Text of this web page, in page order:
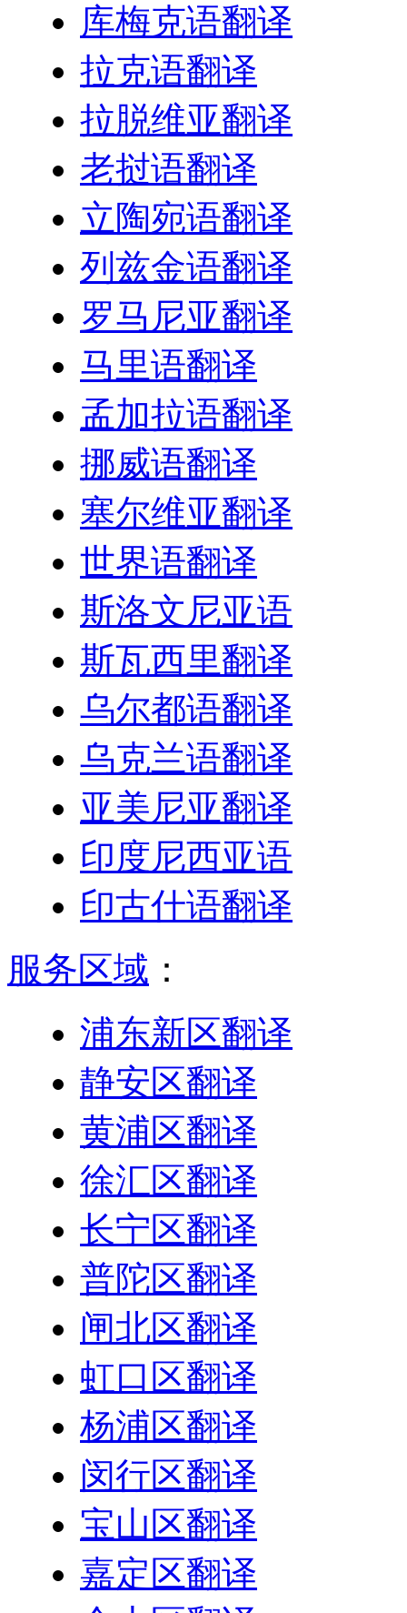
库梅克语翻译
拉克语翻译
拉脱维亚翻译
老挝语翻译
立陶宛语翻译
列兹金语翻译
罗马尼亚翻译
马里语翻译
孟加拉语翻译
挪威语翻译
塞尔维亚翻译
世界语翻译
斯洛文尼亚语
斯瓦西里翻译
乌尔都语翻译
乌克兰语翻译
亚美尼亚翻译
印度尼西亚语
印古什语翻译
服务区域 ：
浦东新区翻译
静安区翻译
黄浦区翻译
徐汇区翻译
长宁区翻译
普陀区翻译
闸北区翻译
虹口区翻译
杨浦区翻译
闵行区翻译
宝山区翻译
嘉定区翻译